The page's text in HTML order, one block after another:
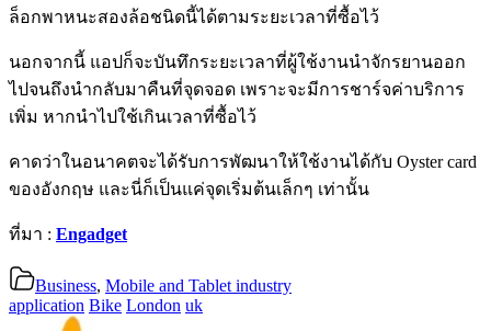
ล็อกพาหนะสองล้อชนิดนี้ได้ตามระยะเวลาที่ซื้อไว้
นอกจากนี้ แอปก็จะบันทึกระยะเวลาที่ผู้ใช้งานนำจักรยานออก
ไปจนถึงนำกลับมาคืนที่จุดจอด เพราะจะมีการชาร์จค่าบริการ
เพิ่ม หากนำไปใช้เกินเวลาที่ซื้อไว้
คาดว่าในอนาคตจะได้รับการพัฒนาให้ใช้งานได้กับ Oyster card
ของอังกฤษ​ และนี่ก็เป็นแค่จุดเริ่มต้นเล็กๆ เท่านั้น
ที่มา : Engadget
Business, Mobile and Tablet industry
application Bike London uk